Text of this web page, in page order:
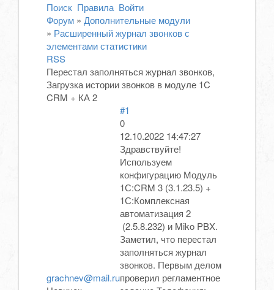
Поиск Правила Войти
Форум » Дополнительные модули
» Расширенный журнал звонков с
элементами статистики
RSS
Перестал заполняться журнал звонков,
Загрузка истории звонков в модуле 1C
CRM + КА 2
grachnev@mail.ru
#1
0
12.10.2022 14:47:27
Здравствуйте!
Используем
конфигурацию Модуль
1С:CRM 3 (3.1.23.5) +
1С:Комплексная
автоматизация 2
(2.5.8.232) и Miko PBX.
Заметил, что перестал
заполняться журнал
звонков. Первым делом
проверил регламентное